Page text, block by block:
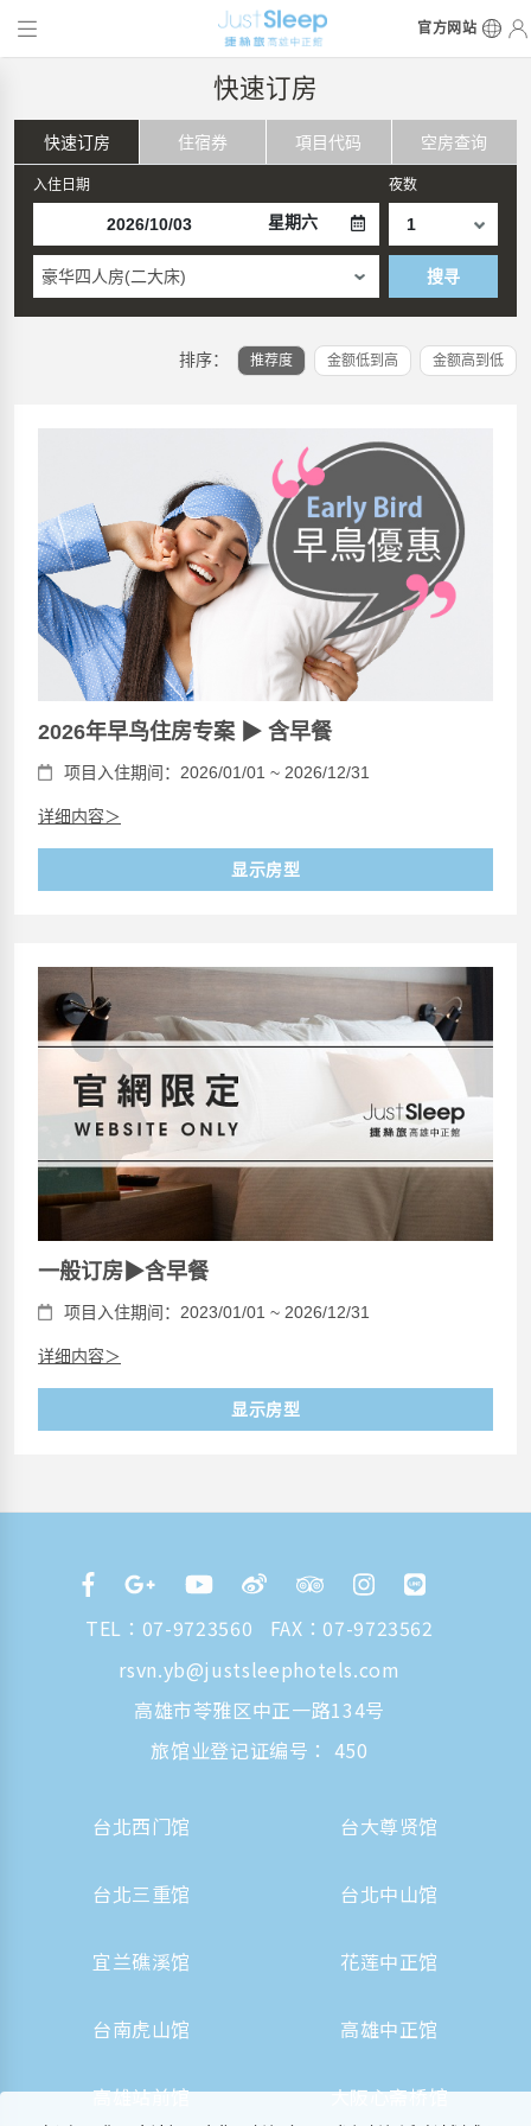
官方网站
快速订房
快速订房 住宿券 項目代码 空房查询
入住日期
星期六
夜数
豪华四人房(二大床) 搜寻
排序： 推荐度 金额低到高 金额高到低
2026年早鸟住房专案 ▶ 含早餐
项目入住期间：2026/01/01 ~ 2026/12/31
详细内容＞
显示房型
一般订房▶含早餐
项目入住期间：2023/01/01 ~ 2026/12/31
详细内容＞
显示房型
TEL： 07-9723560
FAX：07-9723562
rsvn.yb@justsleephotels.com
高雄市苓雅区中正一路134号
旅馆业登记证编号： 450
台北西门馆 台大尊贤馆
台北三重馆 台北中山馆
宜兰礁溪馆 花莲中正馆
台南虎山馆 高雄中正馆
高雄站前馆 大阪心斋桥馆